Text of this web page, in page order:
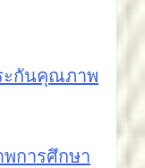
ะกันคุณภาพ
การศึกษา